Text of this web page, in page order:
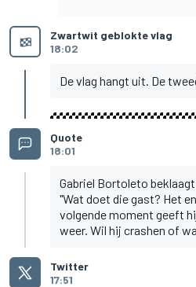
Zwartwit geblokte vlag
18:02
De vlag hangt uit. De
Quote
18:01
Gabriel Bortoleto
"Wat doet die gast? Het
volgende moment geeft
weer. Wil hij crashen of
Twitter
17:51